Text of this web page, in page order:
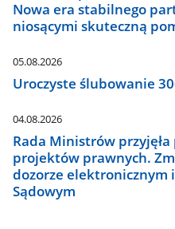
Nowa era stabilnego
niosącymi skuteczną
05.08.2026
Uroczyste ślubowanie
04.08.2026
Rada Ministrów
projektów prawnych.
dozorze elektronicznym
Sądowym